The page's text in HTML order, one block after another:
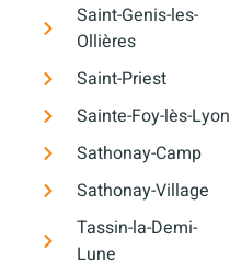
Saint-Genis-les-
Ollières
Saint-Priest
Sainte-Foy-lès-Lyon
Sathonay-Camp
Sathonay-Village
Tassin-la-Demi-
Lune